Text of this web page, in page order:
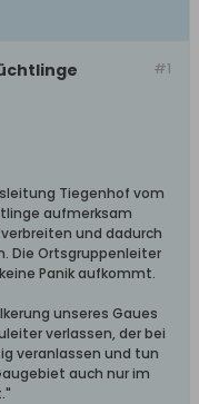
#1
Tiegenhof vom
aufmerksam
und dadurch
Die Ortsgruppenleiter
Panik aufkommt.
unseres Gaues
verlassen, der bei
veranlassen und tun
auch nur im